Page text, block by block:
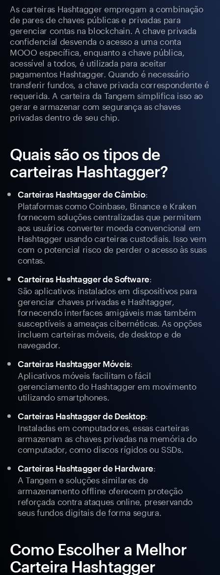
As carteiras Hashtagger empregam a combinação
de pares de chaves públicas e privadas para
gerenciar contas na blockchain. A chave privada
confidencial desvenda o acesso a uma conta
MOOO específica, enquanto a chave pública,
acessível a todos, é utilizada para aceitar
pagamentos Hashtagger. Quando é necessário
transferir fundos, a chave privada correspondente é
requerida. A carteira da Tangem simplifica isso ao
gerar e armazenar com segurança as chaves
privadas dentro de seu chip.
Quais são os tipos de
carteiras Hashtagger?
Carteiras Hashtagger de Câmbio:
Plataformas como Coinbase, Binance e Kraken
fornecem soluções centralizadas que permitem
aos usuários converter moeda convencional em
Hashtagger usando carteiras custodiais. Isso vem
com o potencial risco de perder o acesso às suas
contas.
Carteiras Hashtagger de Software:
São aplicativos instalados em dispositivos para
gerenciar chaves privadas e Hashtagger,
fornecendo interfaces amigáveis mas também
susceptíveis a ameaças cibernéticas. As opções
incluem carteiras móveis, de desktop e de
navegador.
Carteiras Hashtagger Móveis:
Aplicativos móveis facilitam o fácil
gerenciamento do Hashtagger em movimento
utilizando smartphones.
Carteiras Hashtagger de Desktop:
Instaladas em computadores, essas carteiras
armazenam as chaves privadas na memória do
computador, como discos rígidos ou SSDs.
Carteiras Hashtagger de Hardware:
A Tangem e soluções similares de
armazenamento offline oferecem proteção
reforçada contra ataques online, preservando
seus fundos digitais de forma segura.
Como Escolher a Melhor
Carteira Hashtagger